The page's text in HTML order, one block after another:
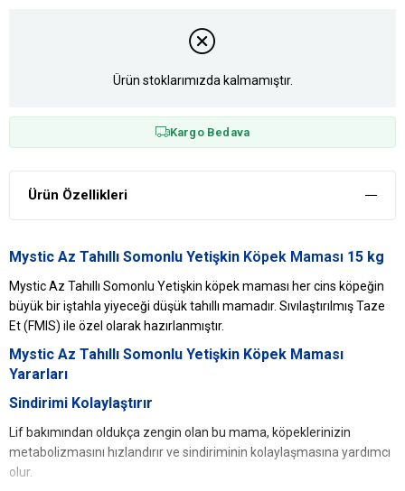
Ürün stoklarımızda kalmamıştır.
Kargo Bedava
Ürün Özellikleri
Mystic Az Tahıllı Somonlu Yetişkin Köpek Maması 15 kg
Mystic Az Tahıllı Somonlu Yetişkin köpek maması her cins köpeğin
büyük bir iştahla yiyeceği düşük tahıllı mamadır. Sıvılaştırılmış Taze
Et (FMIS) ile özel olarak hazırlanmıştır.
Mystic Az Tahıllı Somonlu Yetişkin Köpek Maması
Yararları
Sindirimi Kolaylaştırır
Lif bakımından oldukça zengin olan bu mama, köpeklerinizin
metabolizmasını hızlandırır ve sindiriminin kolaylaşmasına yardımcı
olur.